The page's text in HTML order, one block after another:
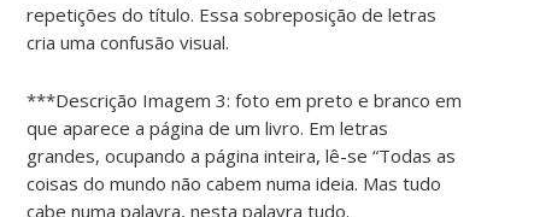
repetições do título. Essa sobreposição de letras
cria uma confusão visual.
***Descrição Imagem 3: foto em preto e branco em
que aparece a página de um livro. Em letras
grandes, ocupando a página inteira, lê-se “Todas as
coisas do mundo não cabem numa ideia. Mas tudo
cabe numa palavra, nesta palavra tudo.